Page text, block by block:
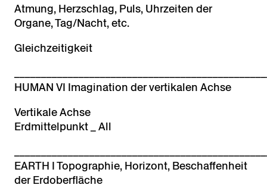
Atmung, Herzschlag, Puls, Uhrzeiten der
Organe, Tag/Nacht, etc.
Gleichzeitigkeit
HUMAN VI Imagination der vertikalen Achse
Vertikale Achse
Erdmittelpunkt _ All
EARTH I Topographie, Horizont, Beschaffenheit
der Erdoberfläche